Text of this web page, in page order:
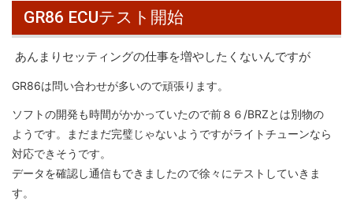
GR86 ECUテスト開始
あんまりセッティングの仕事を増やしたくないんですが
GR86は問い合わせが多いので頑張ります。
ソフトの開発も時間がかかっていたので前８６/BRZとは別物の
ようです。まだまだ完璧じゃないようですがライトチューンなら
対応できそうです。
データを確認し通信もできましたので徐々にテストしていきま
す。